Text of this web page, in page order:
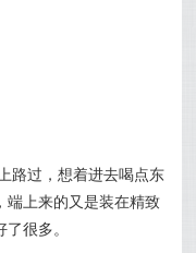
路过，想着进去喝点东
端上来的又是装在精致
很多。